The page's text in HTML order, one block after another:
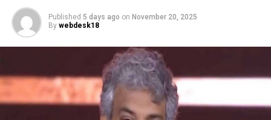
Published 5 days ago on November 20, 2025
By webdesk18